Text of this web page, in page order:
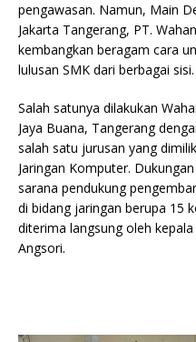
pengawasan. Namun, Main
Jakarta Tangerang, PT.
kembangkan beragam cara
lulusan SMK dari berbagai sisi.
Salah satunya dilakukan
Jaya Buana, Tangerang
salah satu jurusan yang
Jaringan Komputer.
sarana pendukung
di bidang jaringan berupa 15
diterima langsung oleh
Angsori.